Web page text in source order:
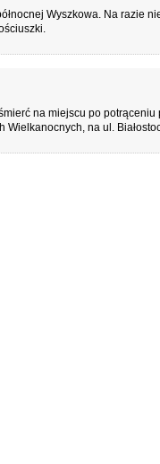
Wyszkowa. Na razie
na miejscu po
Wielkanocnych, na ul.